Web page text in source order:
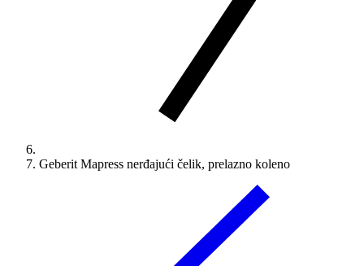
Geberit Mapress nerđajući čelik, prelazno koleno